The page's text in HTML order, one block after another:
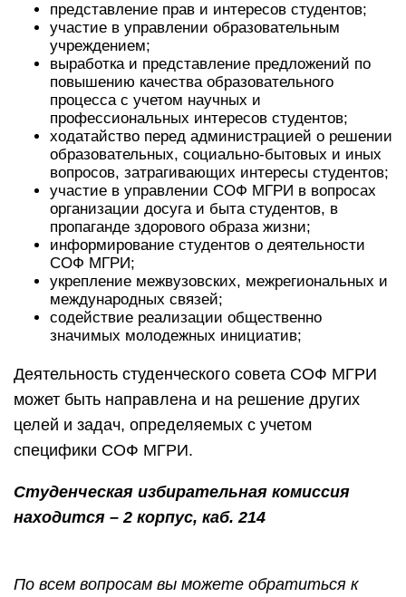
представление прав и интересов студентов;
участие в управлении образовательным
учреждением;
выработка и представление предложений по
повышению качества образовательного
процесса с учетом научных и
профессиональных интересов студентов;
ходатайство перед администрацией о решении
образовательных, социально-бытовых и иных
вопросов, затрагивающих интересы студентов;
участие в управлении СОФ МГРИ в вопросах
организации досуга и быта студентов, в
пропаганде здорового образа жизни;
информирование студентов о деятельности
СОФ МГРИ;
укрепление межвузовских, межрегиональных и
международных связей;
содействие реализации общественно
значимых молодежных инициатив;
Деятельность студенческого совета СОФ МГРИ
может быть направлена и на решение других
целей и задач, определяемых с учетом
специфики СОФ МГРИ.
Студенческая избирательная комиссия
находится – 2 корпус, каб. 214
По всем вопросам вы можете обратиться к